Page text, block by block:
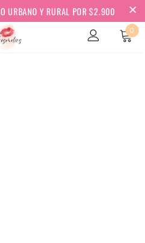
URBANO Y RURAL POR $2.900
0